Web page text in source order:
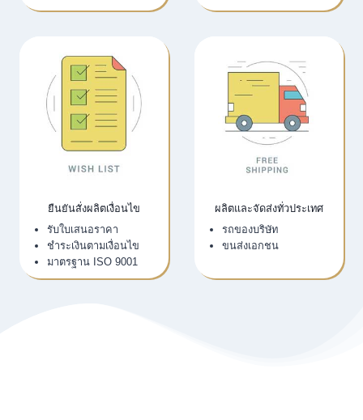
ยืนยันสั่งผลิตเงื่อนไข
รับใบเสนอราคา
ชำระเงินตามเงื่อนไข
มาตรฐาน ISO 9001
ผลิตและจัดส่งทั่วประเทศ
รถของบริษัท
ขนส่งเอกชน